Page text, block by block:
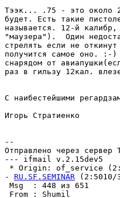
Тээк... .75 - это около
будет. Есть такие
называется. 12-й
"маузера").  Один
стрелять если не
получится самое оно. :-)
снарядом от
раз в гильзу 12кал.
С наибестейшими
Игорь Стратиенко
--
Отправлено через
--- ifmail v.2.15dev5
* Origin: of_service
- RU.SF.SEMINAR
Msg  : 448
From : Shumil